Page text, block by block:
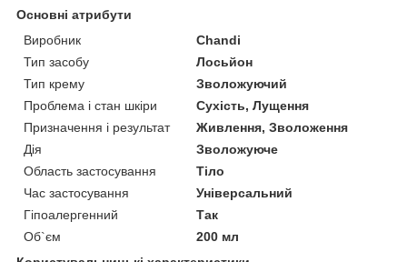
Основні атрибути
Виробник
Chandi
Тип засобу
Лосьйон
Тип крему
Зволожуючий
Проблема і стан шкіри
Сухість, Лущення
Призначення і результат
Живлення, Зволоження
Дія
Зволожуюче
Область застосування
Тіло
Час застосування
Універсальний
Гіпоалергенний
Так
Об`єм
200 мл